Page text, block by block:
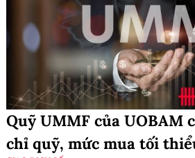
Quỹ UMMF của UOBAM
chỉ quỹ, mức mua tối